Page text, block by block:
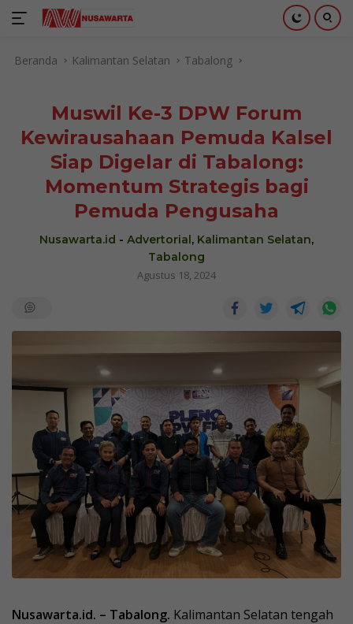
Beranda Kalimantan Selatan Tabalong
Muswil Ke-3 DPW Forum
Kewirausahaan Pemuda Kalsel
Siap Digelar di Tabalong:
Momentum Strategis bagi
Pemuda Pengusaha
Nusawarta.id - Advertorial, Kalimantan Selatan,
Tabalong
Agustus 18, 2024
Nusawarta.id. – Tabalong. Kalimantan Selatan tengah